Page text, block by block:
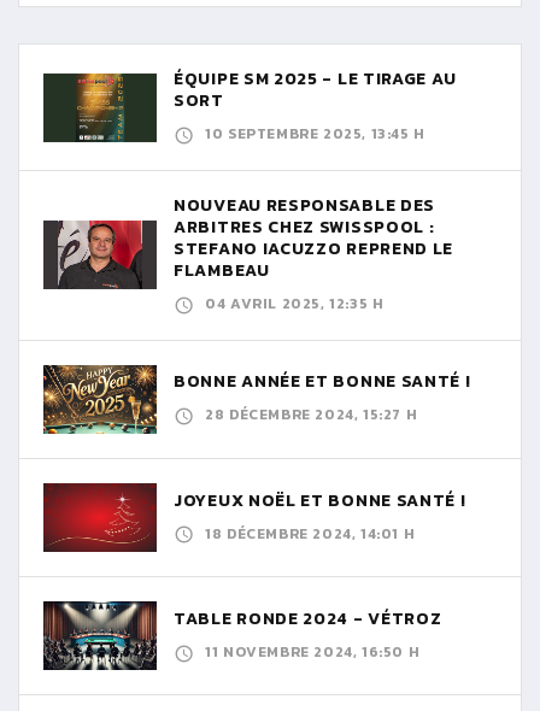
ÉQUIPE SM 2025 - LE TIRAGE AU
SORT
10 SEPTEMBRE 2025, 13:45 H
NOUVEAU RESPONSABLE DES
ARBITRES CHEZ SWISSPOOL :
STEFANO IACUZZO REPREND LE
FLAMBEAU
04 AVRIL 2025, 12:35 H
BONNE ANNÉE ET BONNE SANTÉ !
28 DÉCEMBRE 2024, 15:27 H
JOYEUX NOËL ET BONNE SANTÉ !
18 DÉCEMBRE 2024, 14:01 H
TABLE RONDE 2024 - VÉTROZ
11 NOVEMBRE 2024, 16:50 H